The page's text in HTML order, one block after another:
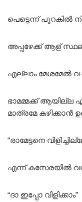
പെട്ടെന്ന് പുറകിൽ
അപ്പഴേക്ക് ആള് സ്ഥലം
എല്ലാം മേശമേൽ
ഭാമമ്മക്ക് ആയില്ല
മാത്രമേ
“രാമേട്ടനെ
എന്ന് കസേരയിൽ
“ദാ ഇപ്പോ വിളിക്കാം”